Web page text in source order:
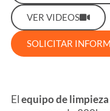
SOLICITAR
VER VIDEOS
Elequipo de